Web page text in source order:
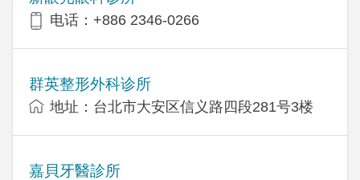
电话：+886 2346-0266
群英整形外科诊所
地址：台北市大安区信义路四段281号3楼
嘉貝牙醫診所